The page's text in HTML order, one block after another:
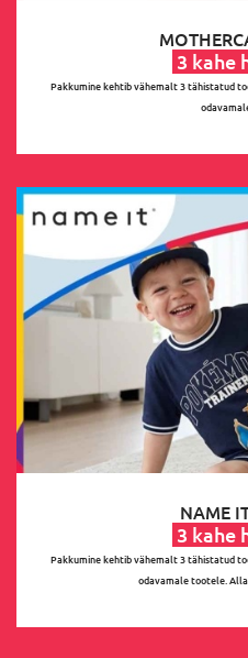
3 kahe
Pakkumine kehtib vähemalt 3 tähistatud
NAME
3 kahe
Pakkumine kehtib vähemalt 3 tähistatud
odavamale tootele.